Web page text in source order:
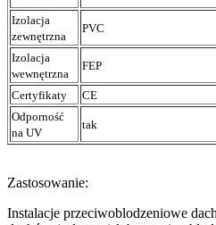
Izolacja
zewnętrzna
PVC
Izolacja
wewnętrzna
FEP
Certyfikaty
CE
Odporność
na UV
tak
Zastosowanie:
Instalacje przeciwoblodzeniowe